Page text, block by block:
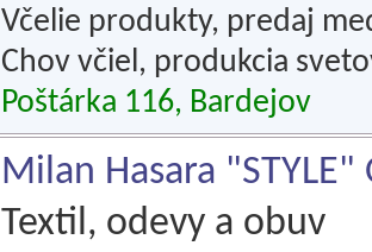
Včelie produkty, predaj
Chov včiel, produkcia
Poštárka 116, Bardejov
Milan Hasara "STYLE"
Textil, odevy a obuv